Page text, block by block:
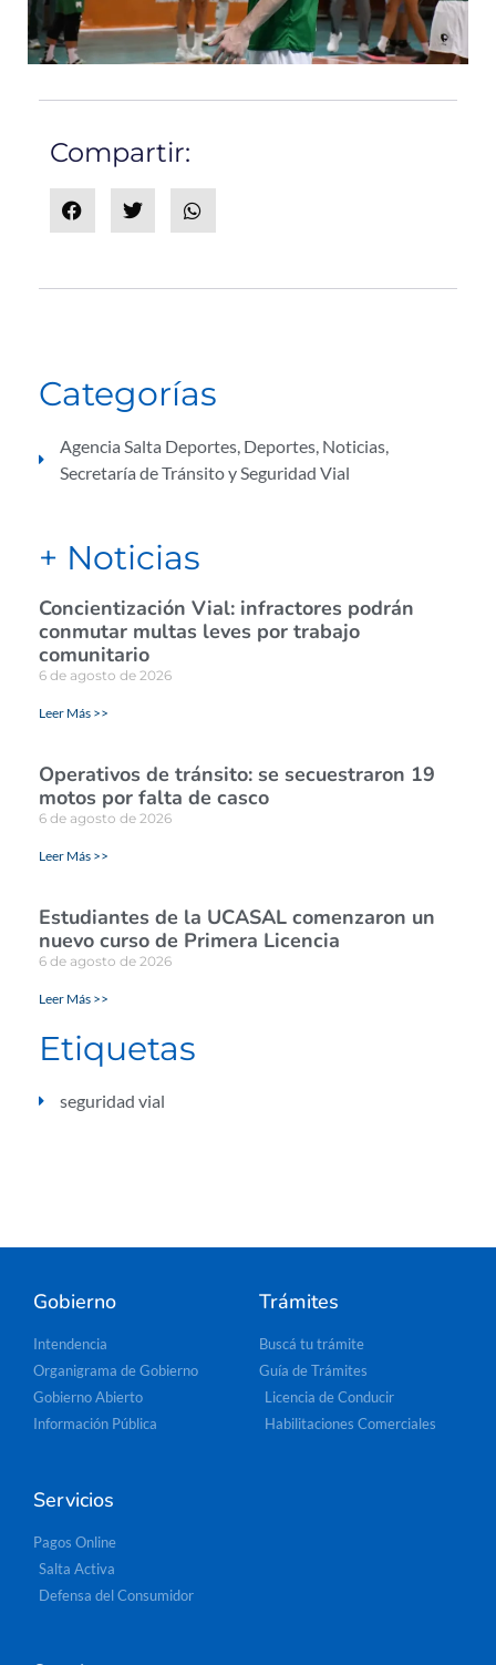
Compartir:
Categorías
Agencia Salta Deportes Deportes Noticias
Secretaría de Tránsito y Seguridad Vial
+ Noticias
Concientización Vial: infractores podrán
conmutar multas leves por trabajo
comunitario
6 de agosto de 2026
Leer Más >>
Operativos de tránsito: se secuestraron 19
motos por falta de casco
6 de agosto de 2026
Leer Más >>
Estudiantes de la UCASAL comenzaron un
nuevo curso de Primera Licencia
6 de agosto de 2026
Leer Más >>
Etiquetas
seguridad vial
Gobierno
Intendencia
Organigrama de Gobierno
Gobierno Abierto
Información Pública
Trámites
Buscá tu trámite
Guía de Trámites
Licencia de Conducir
Habilitaciones Comerciales
Servicios
Pagos Online
Salta Activa
Defensa del Consumidor